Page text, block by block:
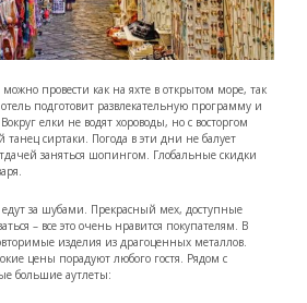
провести как на яхте в открытом море, так
подготовит развлекательную программу и
елки не водят хороводы, но с восторгом
сиртаки. Погода в эти дни не балует
заняться шопингом. Глобальные скидки
за шубами. Прекрасный мех, доступные
– все это очень нравится покупателям. В
изделия из драгоценных металлов.
цены порадуют любого гостя. Рядом с
большие аутлеты: